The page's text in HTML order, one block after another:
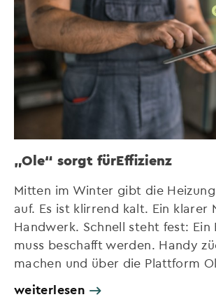
„Ole“ sorgt fürEffizienz
Mitten im Winter gibt die
auf. Es ist klirrend kalt. Ein klarer
Handwerk. Schnell steht fest: Ein
muss beschafft werden. Handy
machen und über die Plattform
weiterlesen